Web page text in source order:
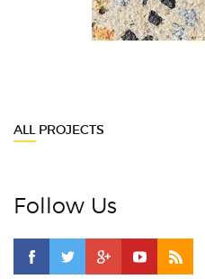
ALL PROJECTS
Follow Us